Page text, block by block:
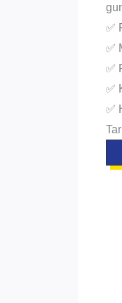
✅
✅
✅
✅
✅